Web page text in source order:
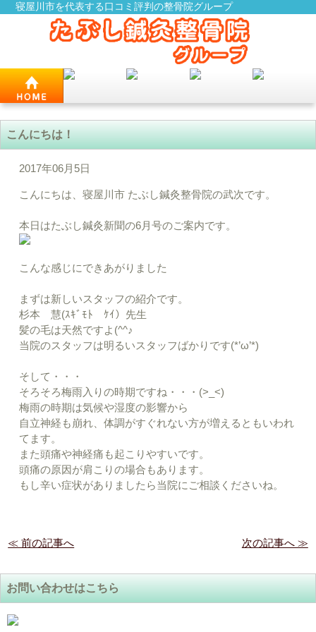
寝屋川市を代表する口コミ評判の整骨院グループ
こんにちは！
2017年06月5日
こんにちは、寝屋川市 たぶし鍼灸整骨院の武次です。
本日はたぶし鍼灸新聞の6月号のご案内です。
こんな感じにできあがりました
まずは新しいスタッフの紹介です。
杉本 慧(ｽｷﾞﾓﾄ ｹｲ）先生
髪の毛は天然ですよ(^^♪
当院のスタッフは明るいスタッフばかりです(*’ω’*)
そして・・・
そろそろ梅雨入りの時期ですね・・・(>_<)
梅雨の時期は気候や湿度の影響から
自立神経も崩れ、体調がすぐれない方が増えるともいわれ
てます。
また頭痛や神経痛も起こりやすいです。
頭痛の原因が肩こりの場合もあります。
もし辛い症状がありましたら当院にご相談くださいね。
≪ 前の記事へ 次の記事へ ≫
お問い合わせはこちら